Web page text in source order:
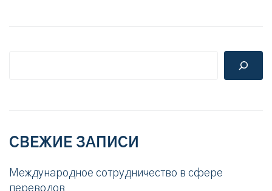
СВЕЖИЕ ЗАПИСИ
Международное сотрудничество в сфере
переводов